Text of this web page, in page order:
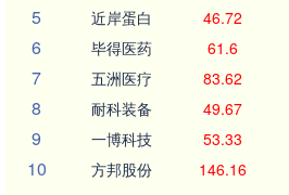
5 近岸蛋白 46.72
6 毕得医药 61.6
7 五洲医疗 83.62
8 耐科装备 49.67
9 一博科技 53.33
10 方邦股份 146.16